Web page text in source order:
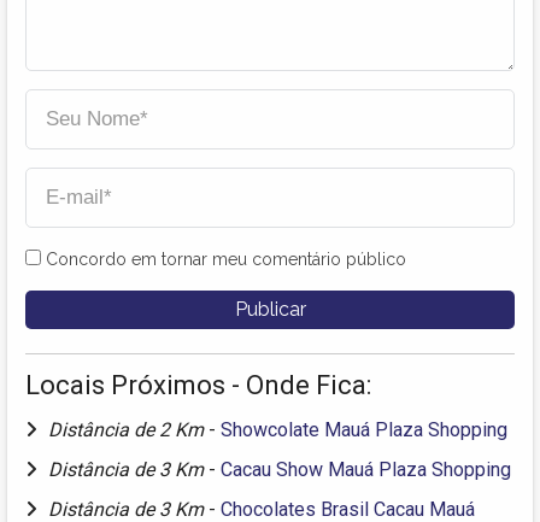
Concordo em tornar meu comentário público
Locais Próximos - Onde Fica:
Distância de 2 Km - Showcolate Mauá Plaza Shopping
Distância de 3 Km - Cacau Show Mauá Plaza Shopping
Distância de 3 Km - Chocolates Brasil Cacau Mauá